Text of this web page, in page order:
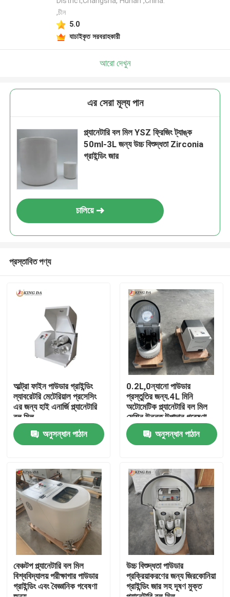
বাড়ি
পণ্য
আমাদের সম্পর্কে
,চীন
5.0
যাচাইকৃত সরবরাহকারী
আরো দেখুন
এর সেরা মূল্য পান
প্ল্যানেটারি বল মিল YSZ ফ্রিজিং ট্যাঙ্ক
50ml-3L জন্য উচ্চ বিশুদ্ধতা Zirconia
গ্রাইন্ডিং জার
চালিয়ে
প্রস্তাবিত পণ্য
আল্ট্রা ফাইন পাউডার গ্রাইন্ডিং
ল্যাবরেটরি মেটেরিয়াল প্রসেসিং
এর জন্য হাই এনার্জি প্ল্যানেটারি
বল মিল
অনুসন্ধান পাঠান
0.2L,0ন্যানো পাউডার
প্রস্তুতির জন্য.4L মিনি
অটোমেটিক প্ল্যানেটারি বল মিল
মেশিন উন্নত উপাদান গবেষণা
অনুসন্ধান পাঠান
বেঞ্চটপ প্ল্যানেটারি বল মিল
বিশ্ববিদ্যালয় পরীক্ষাগার পাউডার
গ্রাইন্ডিং এবং বৈজ্ঞানিক গবেষণা
উচ্চ বিশুদ্ধতা পাউডার
প্রক্রিয়াকরণের জন্য জিরকোনিয়া
গ্রাইন্ডিং জার সহ দূষণ মুক্ত